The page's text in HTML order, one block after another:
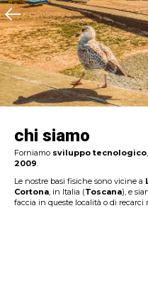
chi siamo
Forniamo sviluppo tecnologico,
2009.
Le nostre basi fisiche sono vicine a
Cortona, in Italia (Toscana), e
faccia in queste località o di recarci